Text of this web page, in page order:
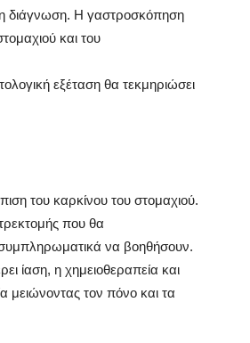
διάγνωση. Η γαστροσκόπηση
και του
εξέταση θα τεκμηριώσει
του καρκίνου του στομαχιού.
που θα
να βοηθήσουν.
ίαση, η χημειοθεραπεία και
μειώνοντας τον πόνο και τα